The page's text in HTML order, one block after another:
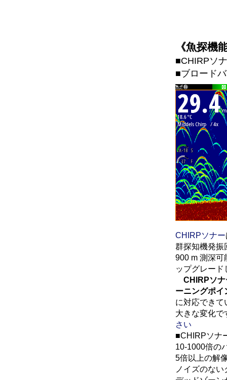
《魚探機
■CHIRPソ
■ブロード
CHIRPソナー
群探知機発振
900 m 測深可
ップグレード
CHIRPソ
ーニングポイ
に対応できて
大きな変化で
さい
■CHIRPソナ
10-1000倍の
5倍以上の解
ノイズのな